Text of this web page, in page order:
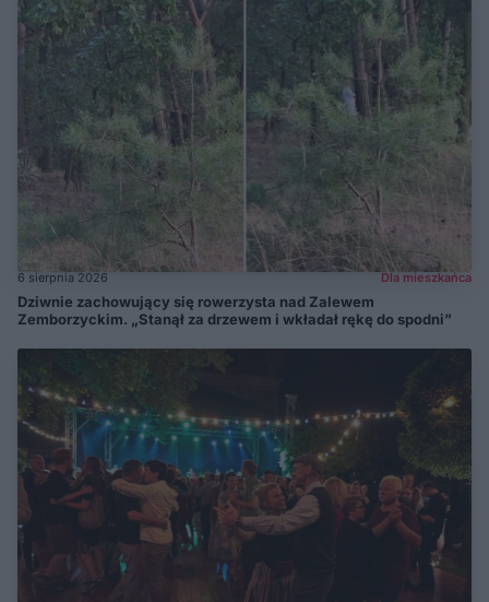
6 sierpnia 2026 Dla mieszkańca
Dziwnie zachowujący się rowerzysta nad Zalewem
Zemborzyckim. „Stanął za drzewem i wkładał rękę do spodni”